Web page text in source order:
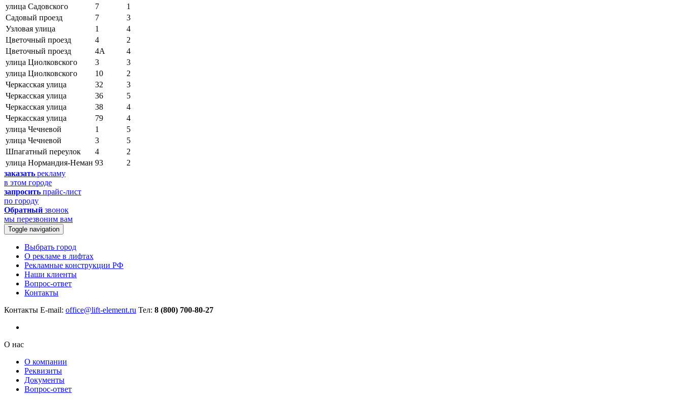
улица Садовского
7
1
Садовый проезд
7
3
Узловая улица
1
4
Цветочный проезд
4
2
Цветочный проезд
4А
4
улица Циолковского
3
3
улица Циолковского
10
2
Черкасская улица
32
3
Черкасская улица
36
5
Черкасская улица
38
4
Черкасская улица
79
4
улица Чечневой
1
5
улица Чечневой
3
5
Шпагатный переулок
4
2
улица Нормандия-Неман 93
2
заказать рекламу
в этом городе
запросить прайс-лист
по городу
Обратный звонок
мы перезвоним вам
Toggle navigation
Выбрать город
О рекламе в лифтах
Рекламные конструкции РФ
Наши клиенты
Вопрос-ответ
Контакты
Контакты E-mail: office@lift-element.ru Тел: 8 (800) 700-80-27
О нас
О компании
Реквизиты
Документы
Вопрос-ответ